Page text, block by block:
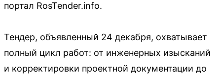
портал RosTender.info.
Тендер, объявленный 24 декабря, охватывает
полный цикл работ: от инженерных изысканий
и корректировки проектной документации до